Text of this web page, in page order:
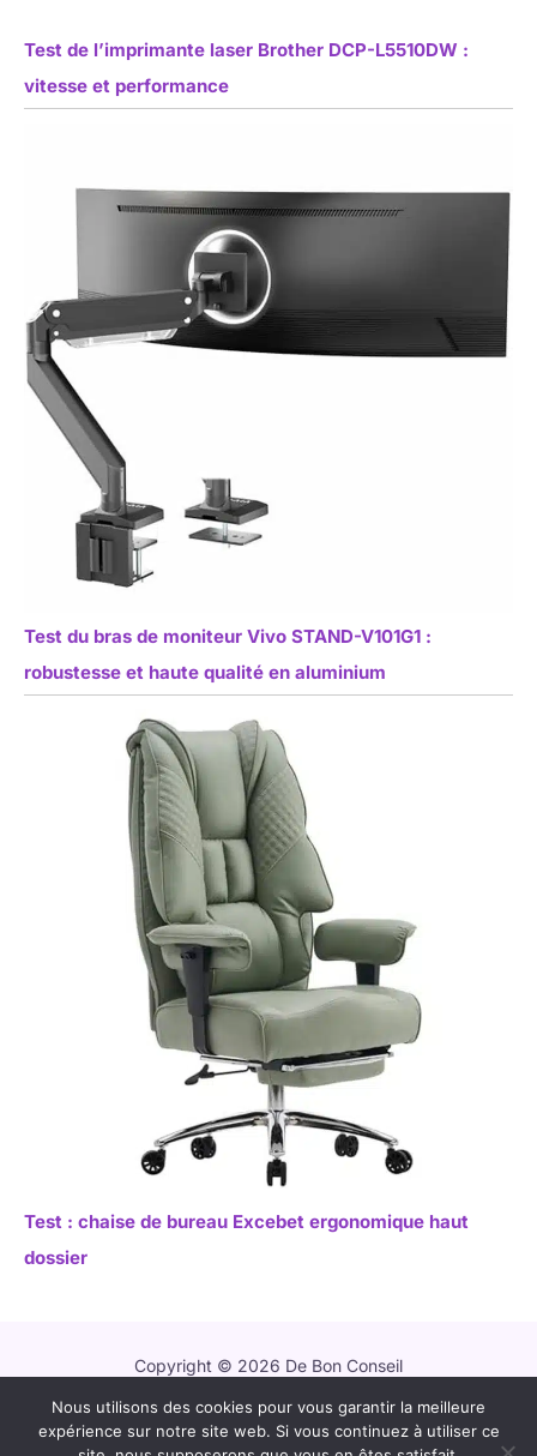
Test de l’imprimante laser Brother DCP-L5510DW :
vitesse et performance
Test du bras de moniteur Vivo STAND-V101G1 :
robustesse et haute qualité en aluminium
Test : chaise de bureau Excebet ergonomique haut
dossier
Copyright © 2026 De Bon Conseil
Contact
Mentions légales
Nous utilisons des cookies pour vous garantir la meilleure
expérience sur notre site web. Si vous continuez à utiliser ce